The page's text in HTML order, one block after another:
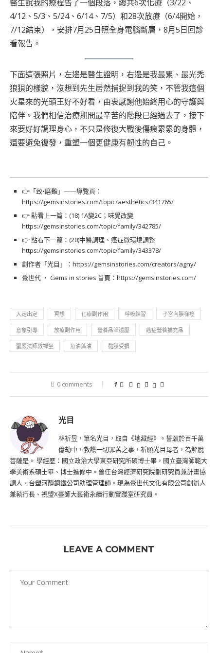
醫生說我的療程告了一個段落，總共6次化療（3/22、
4/12、5/3、5/24、6/14、7/5）和28次放療（6/4開始，
7/12結束），安排7月25日照全身電腦斷層，8月5日回診
看報告。
下面這張照片，左邊是醫生證明，右邊是我最累、最光禿
狼狽的樣貌，沒想到先生居然捕捉到我的笑，不管我這個
火星來的光頭王好不好看，由衷感謝他始終用心的守護與
陪伴。我們相信治療期間最辛苦的階段已經過去了，接下
來要好好調理身心，不只是修復大戰後傷痕累累的身體，
還要避免復發，重塑一個更健康有韌性的自己。
👉「致•磨難」——導覽頁：
https://gemsinstories.com/topic/aesthetics/341765/
👉 點看上一篇：(18) 1A變2C；味覺改變
https://gemsinstories.com/topic/family/342785/
👉 點看下一篇：(20)中醫調理、癌症微環境調整
https://gemsinstories.com/topic/family/343378/
創作者「光目」： https://gemsinstories.com/creators/agny/
覺世代 ‧ Gems in stories 首頁： https://gemsinstories.com/
入定出定 冥想 化療副作用 呼吸練習 子宮內膜樣癌
意象引導 放療副作用 營養品滲透壓 癌症營養補充品
聖嚴法師教禪坐 魚油藻油 黏膜受損
0 comments 1
光目
林祈昱，筆名光目，取自《地藏經》。誓願於百千萬
億劫中，救護一切罪苦之事，祈願光目母者，為解脫
菩薩是。 學經歷：國立政治大學東亞研究所碩博士畢，國立臺灣師範大
學美術系碩士畢、博士進修中。曾任台灣經濟研究院副研究員兼計畫協
調人、台塑河靜鋼鐵公司助理管理師。現為覺世代文化有限公司創辦人
兼執行長、視盟X臺師大藝術永續行動實踐室研究員。
LEAVE A COMMENT